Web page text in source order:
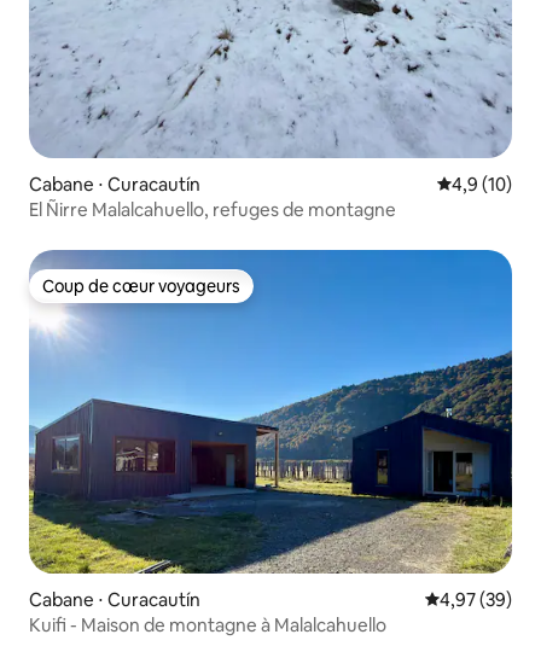
Cabane ⋅ Curacautín Évaluation
4,9 (10)
El Ñirre Malalcahuello, refuges de montagne
Coup de cœur voyageurs
Coup de cœur voyageurs
Cabane ⋅ Curacautín Évaluation
4,97 (39)
Kuifi - Maison de montagne à Malalcahuello